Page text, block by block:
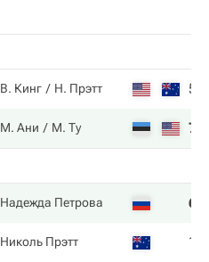
В. Кинг Н. Прэтт 5
М. Ани М. Ту 7
Надежда Петрова 6
Николь Прэтт 1